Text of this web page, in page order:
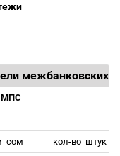
межбанковских
МПС
сом кол-во штук